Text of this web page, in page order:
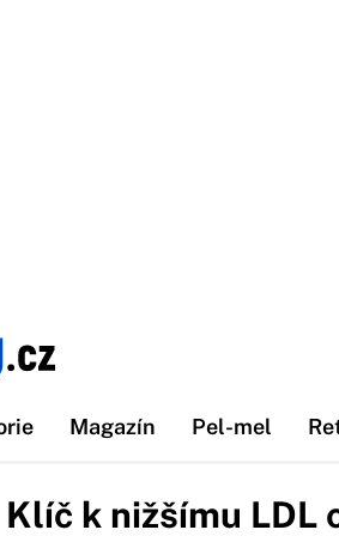
Magazín Pel-mel
Klíč k nižšímu LDL